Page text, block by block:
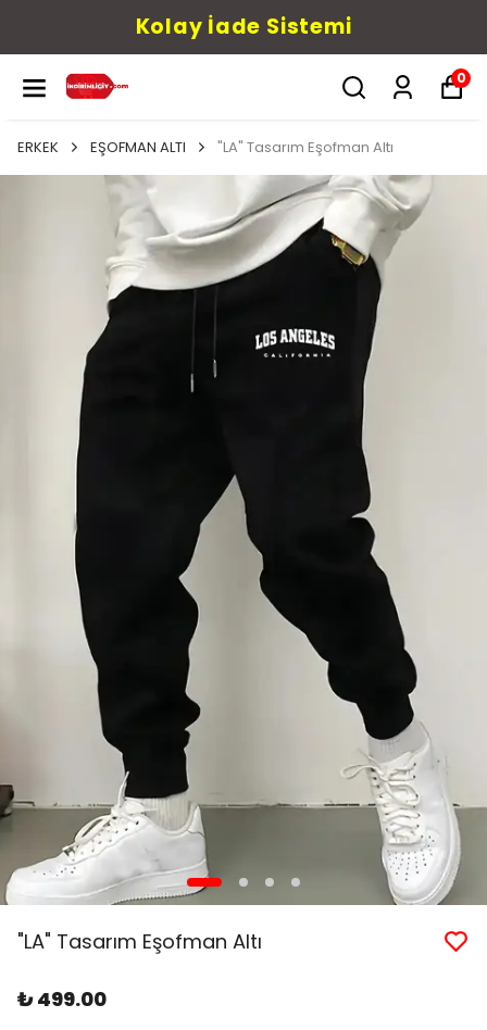
Kolay İade Sistemi
0
ERKEK EŞOFMAN ALTI "LA" Tasarım Eşofman Altı
"LA" Tasarım Eşofman Altı
₺ 499.00